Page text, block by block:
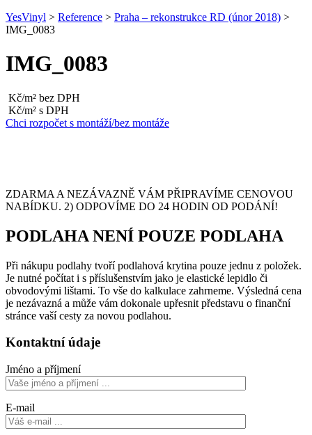
YesVinyl > Reference > Praha – rekonstrukce RD (únor 2018) >
IMG_0083
IMG_0083
Kč/m² bez DPH
Kč/m² s DPH
Chci rozpočet s montáží/bez montáže
ZDARMA A NEZÁVAZNĚ VÁM PŘIPRAVÍME CENOVOU
NABÍDKU. 2) ODPOVÍME DO 24 HODIN OD PODÁNÍ!
PODLAHA NENÍ POUZE PODLAHA
Při nákupu podlahy tvoří podlahová krytina pouze jednu z položek.
Je nutné počítat i s příslušenstvím jako je elastické lepidlo či
obvodovými lištami. To vše do kalkulace zahrneme. Výsledná cena
je nezávazná a může vám dokonale upřesnit představu o finanční
stránce vaší cesty za novou podlahou.
Kontaktní údaje
Jméno a příjmení
E-mail